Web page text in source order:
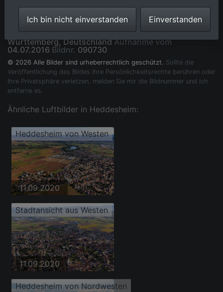
Pfenning in Heddesheim im Bundesland Baden-
Württemberg, DeutschlandAufnahme vom
04.07.2016 Bildnr. 090730
© 2026 Alle Bilder sind urheberrechtlich geschützt. Sollte die
Veröffentlichung des Bildes Ihre Persönlichkeitsrechte berühren oder
Ihre Privatsphäre verletzen, melden Sie mir die Bildnummer und ich
entferne es.
Ähnliche Luftbilder in Heddesheim:
Heddesheim von Westen
11.09.2020
Stadtansicht aus Westen
11.09.2020
Heddesheim von Nordwesten
Ich bin nicht einverstanden Einverstanden